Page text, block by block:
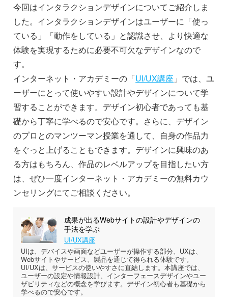
今回はインタラクションデザインについてご紹介しま
した。インタラクションデザインはユーザーに「使っ
ている」「動作をしている」と認識させ、より快適な
体験を実現するために必要不可欠なデザインなので
す。
インターネット・アカデミーの「UI/UX講座 」では、ユ
ーザーにとって使いやすい設計やデザインについて学
習することができます。デザイン初心者であっても基
礎から丁寧に学べるので安心です。さらに、デザイン
のプロとのマンツーマン授業を通して、自身の作品力
をぐっと上げることもできます。デザインに興味のあ
る方はもちろん、作品のレベルアップを目指したい方
は、ぜひ一度インターネット・アカデミーの無料カウ
ンセリングにてご相談ください。
成果が出るWebサイトの設計やデザインの
手法を学ぶ
UI/UX講座
UIは、デバイスや画面などユーザーが操作する部分、UXは、
Webサイトやサービス、製品を通じて得られる体験です。
UI/UXは、サービスの使いやすさに直結します。本講座では、
ユーザーの設定や情報設計、インターフェースデザインやユー
ザビリティなどの概念を学びます。デザイン初心者も基礎から
学べるので安心です。